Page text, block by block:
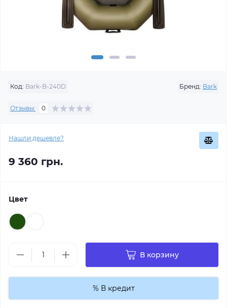
Код: Bark-B-240D Бренд: Bark
Отзывы: 0
Нашли дешевле?
9 360 грн.
Цвет
В корзину
% В кредит